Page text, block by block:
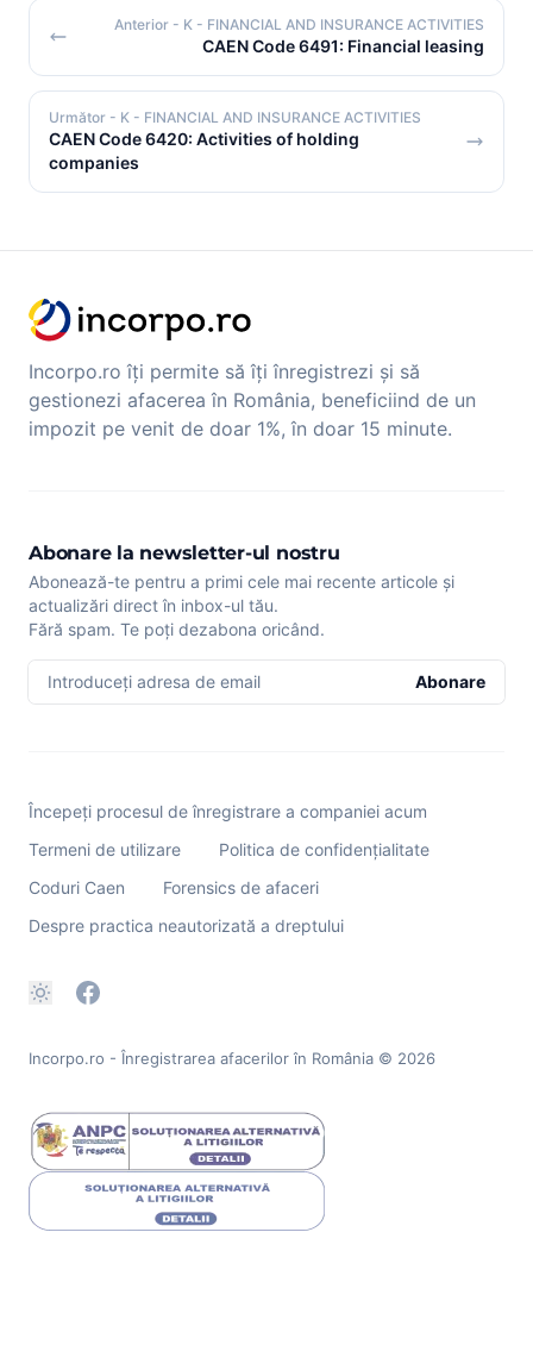
Anterior - K - FINANCIAL AND INSURANCE ACTIVITIES
CAEN Code 6491: Financial leasing
Următor - K - FINANCIAL AND INSURANCE ACTIVITIES
CAEN Code 6420: Activities of holding
companies
Incorpo.ro îți permite să îți înregistrezi și să
gestionezi afacerea în România, beneficiind de un
impozit pe venit de doar 1%, în doar 15 minute.
Abonare la newsletter-ul nostru
Abonează-te pentru a primi cele mai recente articole și
actualizări direct în inbox-ul tău.
Fără spam. Te poți dezabona oricând.
Introduceți adresa de email Abonare
Începeți procesul de înregistrare a companiei acum
Termeni de utilizare
Politica de confidențialitate
Coduri Caen
Forensics de afaceri
Despre practica neautorizată a dreptului
Incorpo.ro - Înregistrarea afacerilor în România © 2026